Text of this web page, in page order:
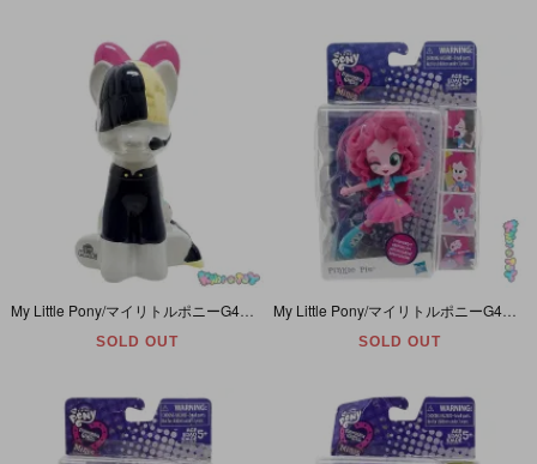
My Little Pony/マイリトルポニーG4・The Movie・Songbird Serenade/ソングバードセレナーデ・Sia/シーア・Ceramic Bank・陶磁器製貯金箱・2017年
SOLD OUT SOLD OUT